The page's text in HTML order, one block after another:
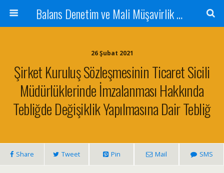
Balans Denetim ve Mali Müşavirlik Hizmetleri
26 Şubat 2021
Şirket Kuruluş Sözleşmesinin Ticaret Sicili
Müdürlüklerinde İmzalanması Hakkında
Tebliğde Değişiklik Yapılmasına Dair Tebliğ
Share Tweet Pin Mail SMS